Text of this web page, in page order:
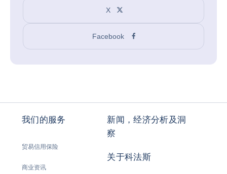
X
Facebook
我们的服务
贸易信用保险
商业资讯
新闻，经济分析及洞
察
关于科法斯